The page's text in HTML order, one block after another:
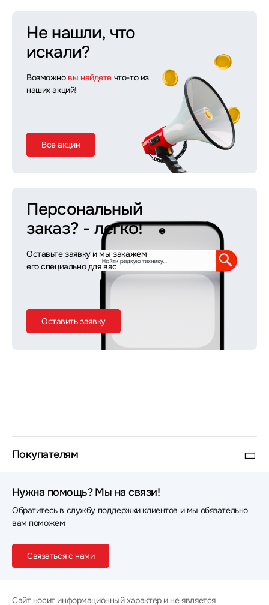
Не нашли, что
искали?
Возможно вы найдете что-то из
наших акций!
Все акции
Персональный
заказ? - легко!
Оставьте заявку и мы закажем
его специально для вас
Оставить заявку
Покупателям
Нужна помощь? Мы на связи!
Обратитесь в службу поддержки клиентов и мы обязательно
вам поможем
Связаться с нами
Сайт носит информационный характер и не является